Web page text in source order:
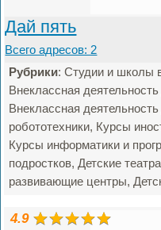
Дай пять
Всего адресов: 2
Рубрики: Студии и школы
Внеклассная
Внеклассная
робототехники, Курсы
Курсы информатики и
подростков, Детские
развивающие центры,
4.9